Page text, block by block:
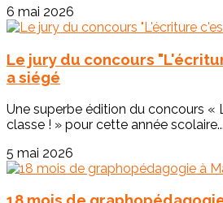
6 mai 2026
Le jury du concours
a siégé
Une superbe édition du concours «
classe ! » pour cette année scolaire...
5 mai 2026